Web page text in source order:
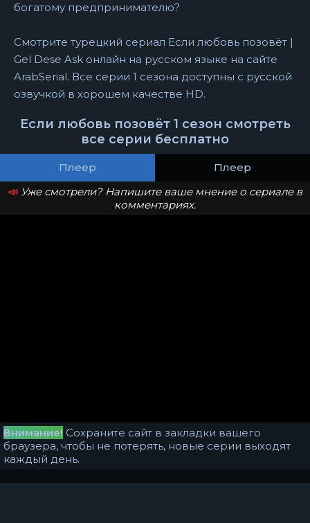
богатому предпринимателю?
Смотрите турецкий сериал Если любовь позовёт |
Gel Dese Ask онлайн на русском языке на сайте
ArabSerial. Все серии 1 сезона доступны с русской
озвучкой в хорошем качестве HD.
Если любовь позовёт 1 сезон смотреть
все серии бесплатно
Плеер
Плеер
📣 Уже смотрели? Напишите ваше мнение о сериале в
комментариях.
Внимание! Сохраните сайт в закладки вашего
браузера, чтобы не потерять, новые серии выходят
каждый день.